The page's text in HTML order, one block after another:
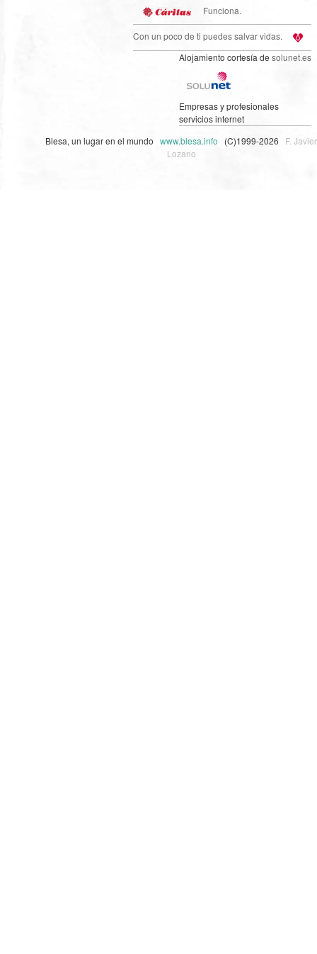
Funciona.
Con un poco de ti puedes salvar vidas.
Alojamiento cortesía de solunet.es
Empresas y profesionales
servicios internet
Blesa, un lugar en el mundo www.blesa.info (C)1999-2026 F. Javier
Lozano